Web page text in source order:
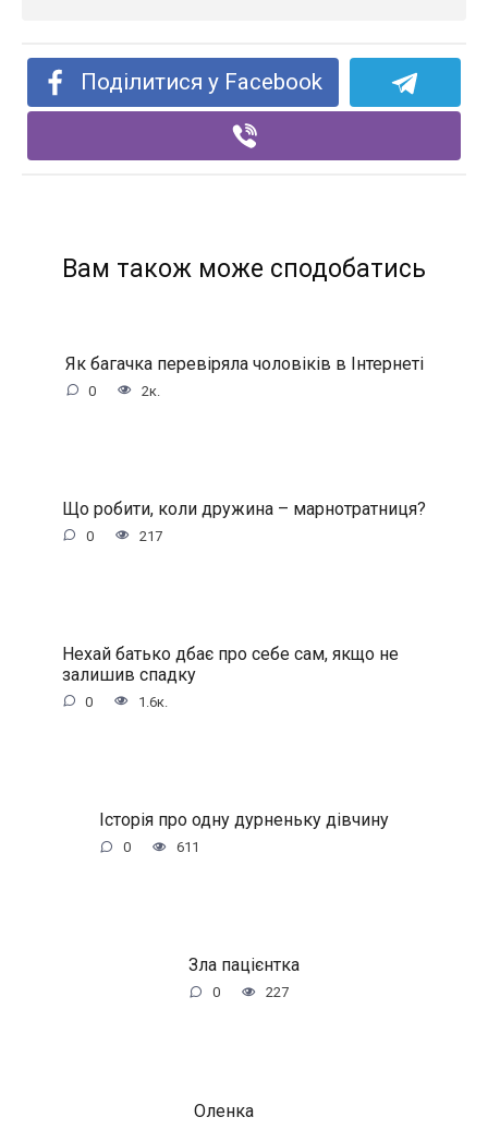
Поділитися у Facebook
Вам також може сподобатись
Як багачка перевіряла чоловіків в Інтернеті
0 2к.
Що робити, коли дружина – марнотратниця?
0 217
Нехай батько дбає про себе сам, якщо не
залишив спадку
0 1.6к.
Історія про одну дурненьку дівчину
0 611
Зла пацієнтка
0 227
Оленка